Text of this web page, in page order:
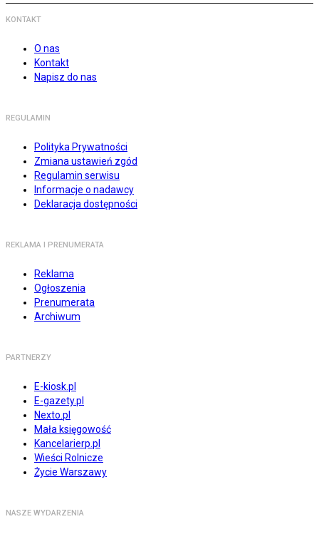
KONTAKT
O nas
Kontakt
Napisz do nas
REGULAMIN
Polityka Prywatności
Zmiana ustawień zgód
Regulamin serwisu
Informacje o nadawcy
Deklaracja dostępności
REKLAMA I PRENUMERATA
Reklama
Ogłoszenia
Prenumerata
Archiwum
PARTNERZY
E-kiosk.pl
E-gazety.pl
Nexto.pl
Mała księgowość
Kancelarierp.pl
Wieści Rolnicze
Życie Warszawy
NASZE WYDARZENIA